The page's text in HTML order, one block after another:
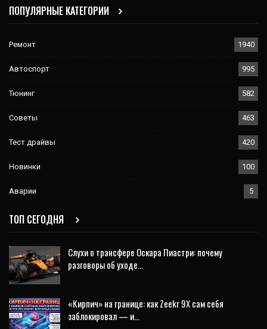
ПОПУЛЯРНЫЕ КАТЕГОРИИ
Ремонт 1940
Автоспорт 995
Тюнинг 582
Советы 463
Тест драйвы 420
Новинки 100
Аварии 5
ТОП СЕГОДНЯ
Слухи о трансфере Оскара Пиастри: почему
разговоры об уходе…
«Кирпич» на границе: как Zeekr 9X сам себя
заблокировал — и…